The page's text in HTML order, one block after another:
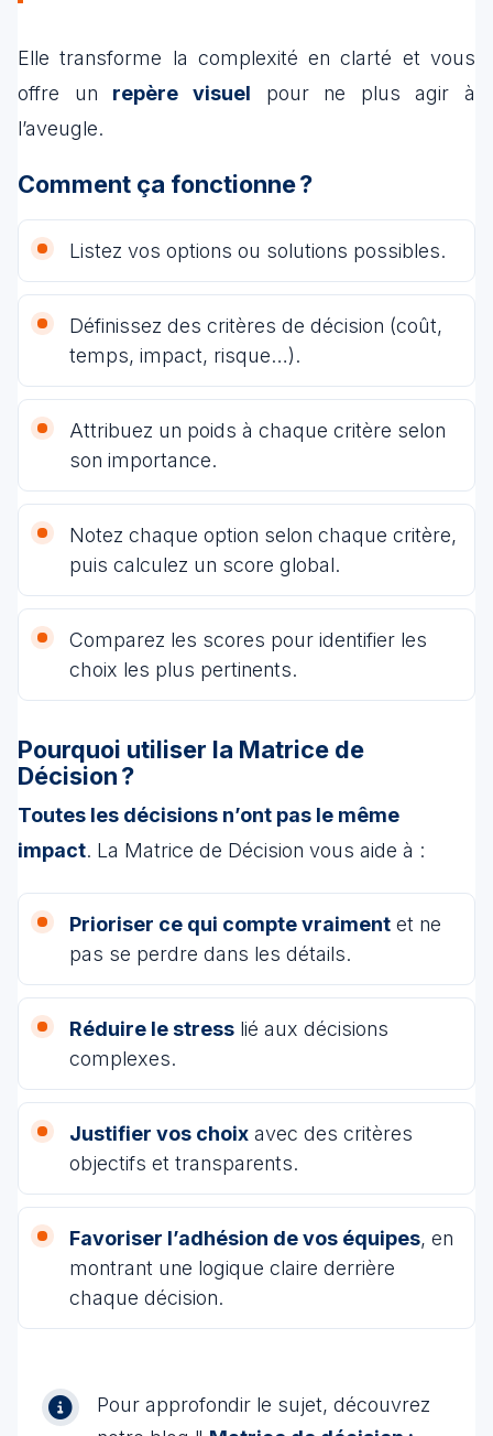
Elle transforme la complexité en clarté et vous
offre un repère visuel pour ne plus agir à
l’aveugle.
Comment ça fonctionne ?
Listez vos options ou solutions possibles.
Définissez des critères de décision (coût,
temps, impact, risque…).
Attribuez un poids à chaque critère selon
son importance.
Notez chaque option selon chaque critère,
puis calculez un score global.
Comparez les scores pour identifier les
choix les plus pertinents.
Pourquoi utiliser la Matrice de
Décision ?
Toutes les décisions n’ont pas le même
impact. La Matrice de Décision vous aide à :
Prioriser ce qui compte vraiment et ne
pas se perdre dans les détails.
Réduire le stress lié aux décisions
complexes.
Justifier vos choix avec des critères
objectifs et transparents.
Favoriser l’adhésion de vos équipes, en
montrant une logique claire derrière
chaque décision.
Pour approfondir le sujet, découvrez